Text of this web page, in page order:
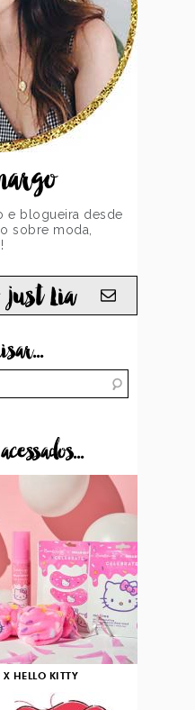
e blogueira desde
sobre moda,
Lia
X HELLO KITTY